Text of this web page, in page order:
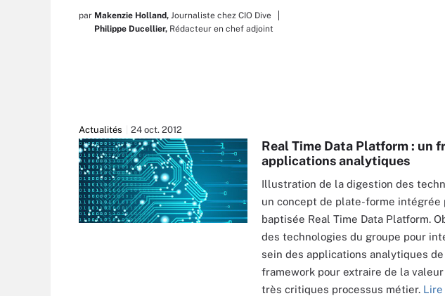
par Makenzie Holland, Journaliste chez CIO Dive
Philippe Ducellier, Rédacteur en chef adjoint
Actualités 24 oct. 2012
Real Time Data Platform : un
applications analytiques
Illustration de la digestion des
un concept de plate-forme intégrée
baptisée Real Time Data Platform.
des technologies du groupe pour
sein des applications analytiques
framework pour extraire de la
très critiques processus métier.